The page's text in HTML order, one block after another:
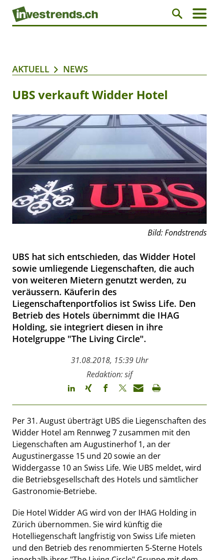
AKTUELL NEWS
UBS verkauft Widder Hotel
Bild: Fondstrends
UBS hat sich entschieden, das Widder Hotel
sowie umliegende Liegenschaften, die auch
von weiteren Mietern genutzt werden, zu
veräussern. Käuferin des
Liegenschaftenportfolios ist Swiss Life. Den
Betrieb des Hotels übernimmt die IHAG
Holding, sie integriert diesen in ihre
Hotelgruppe "The Living Circle".
31.08.2018, 15:39 Uhr
Redaktion: sif
Per 31. August überträgt UBS die Liegenschaften des
Widder Hotel am Rennweg 7 zusammen mit den
Liegenschaften am Augustinerhof 1, an der
Augustinergasse 15 und 20 sowie an der
Widdergasse 10 an Swiss Life. Wie UBS meldet, wird
die Betriebsgesellschaft des Hotels und sämtlicher
Gastronomie-Betriebe.
Die Hotel Widder AG wird von der IHAG Holding in
Zürich übernommen. Sie wird künftig die
Hotelliegenschaft langfristig von Swiss Life mieten
und den Betrieb des renommierten 5-Sterne Hotels